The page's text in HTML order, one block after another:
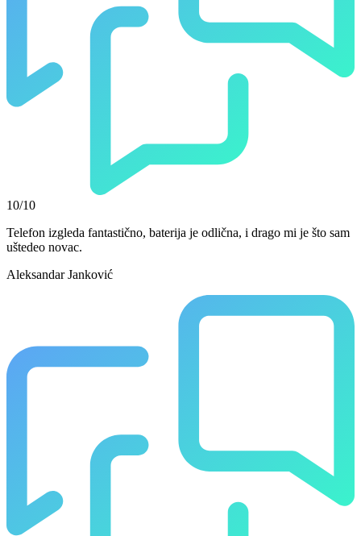
10/10
Telefon izgleda fantastično, baterija je odlična, i drago mi je što sam
uštedeo novac.
Aleksandar Janković